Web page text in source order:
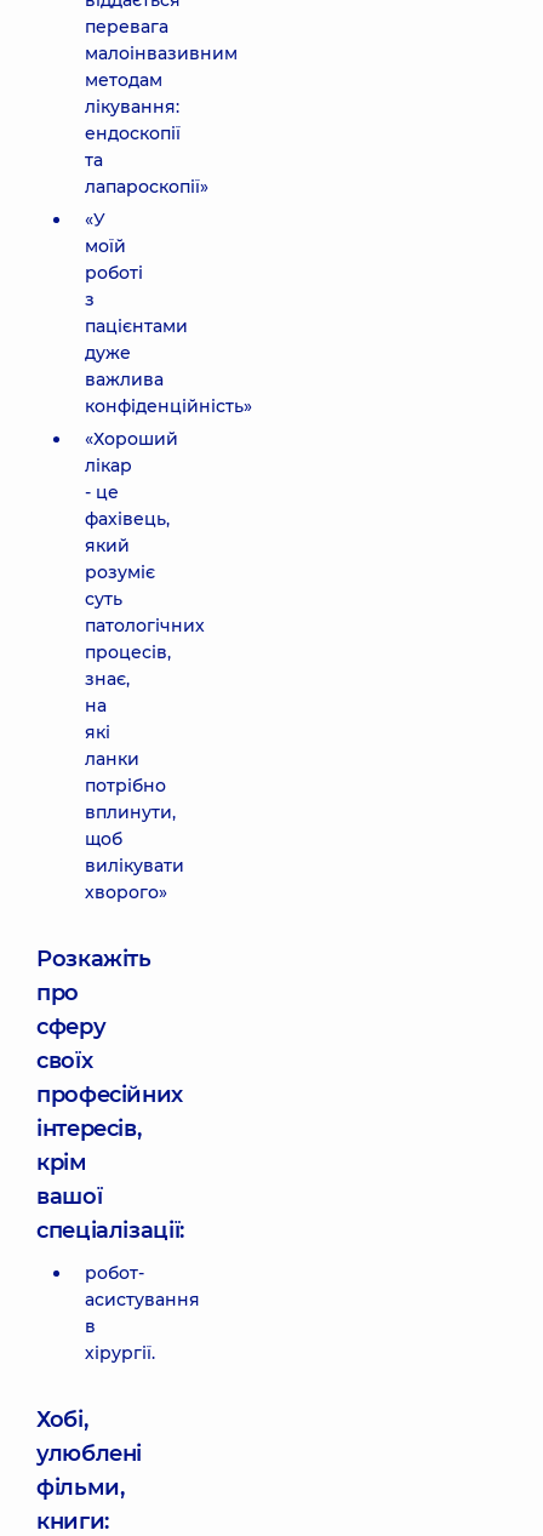
перевага
малоінвазивним
методам
лікування:
ендоскопії
та
лапароскопії»
«У
моїй
роботі
з
пацієнтами
дуже
важлива
конфіденційність»
«Хороший
лікар
- це
фахівець,
який
розуміє
суть
патологічних
процесів,
знає,
на
які
ланки
потрібно
вплинути,
щоб
вилікувати
хворого»
Розкажіть
про
сферу
своїх
професійних
інтересів,
крім
вашої
спеціалізації:
робот-
асистування
в
хірургії.
Хобі,
улюблені
фільми,
книги: